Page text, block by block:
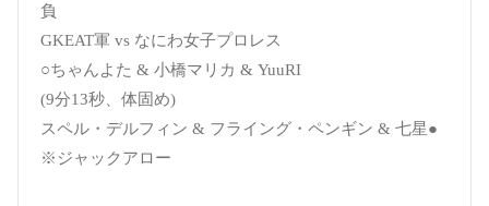
負
GKEAT軍 vs なにわ女子プロレス
○ちゃんよた & 小橋マリカ & YuuRI
(9分13秒、体固め)
スペル・デルフィン & フライング・ペンギン & 七星●
※ジャックアロー